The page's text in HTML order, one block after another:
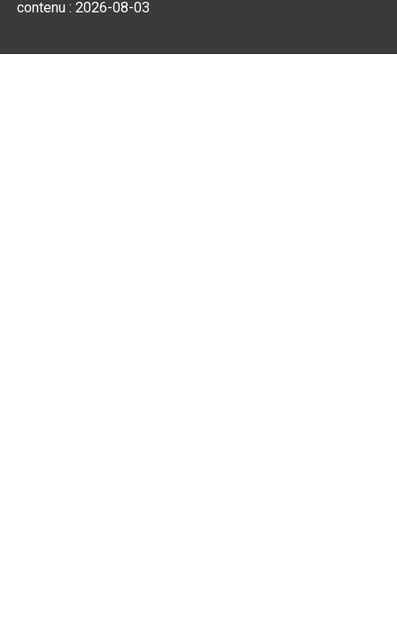
contenu :2026-08-03